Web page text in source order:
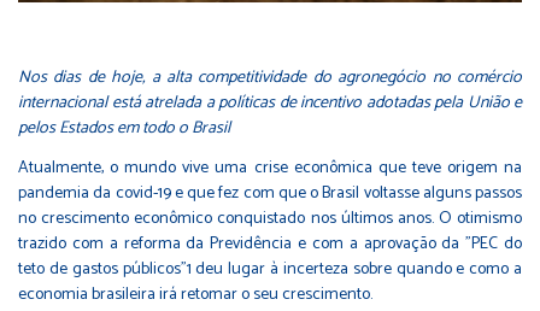
Nos dias de hoje, a alta competitividade do agronegócio no comércio
internacional está atrelada a políticas de incentivo adotadas pela União e
pelos Estados em todo o Brasil
Atualmente, o mundo vive uma crise econômica que teve origem na
pandemia da covid-19 e que fez com que o Brasil voltasse alguns passos
no crescimento econômico conquistado nos últimos anos. O otimismo
trazido com a reforma da Previdência e com a aprovação da "PEC do
teto de gastos públicos"1 deu lugar à incerteza sobre quando e como a
economia brasileira irá retomar o seu crescimento.